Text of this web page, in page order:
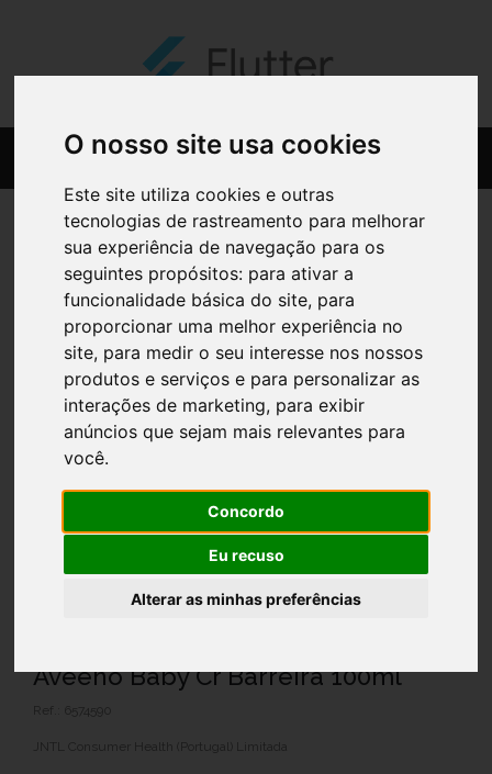
O nosso site usa cookies
Este site utiliza cookies e outras
tecnologias de rastreamento para melhorar
sua experiência de navegação para os
seguintes propósitos: para ativar a
funcionalidade básica do site, para
proporcionar uma melhor experiência no
site, para medir o seu interesse nos nossos
produtos e serviços e para personalizar as
interações de marketing, para exibir
anúncios que sejam mais relevantes para
você.
Concordo
Eu recuso
Alterar as minhas preferências
Aveeno Baby Cr Barreira 100ml
Ref.: 6574590
JNTL Consumer Health (Portugal) Limitada